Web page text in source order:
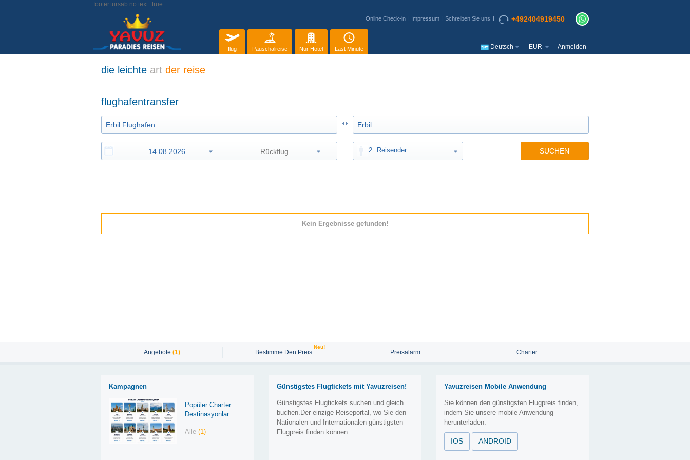
footer.tursab.no.text: true
Online Check-in Impressum Schreiben Sie uns +492404919450
flug Pauschalreise Nur Hotel Last Minute Deutsch EUR Anmelden
die leichte art der reise
flughafentransfer
2 Reisender SUCHEN
Kein Ergebnisse gefunden!
Angebote (1) Bestimme Den Preis
Neu!
Preisalarm Charter
Kampagnen
Popüler Charter
Destinasyonlar
Alle(1)
Günstigstes Flugtickets mit Yavuzreisen!
Günstigstes Flugtickets suchen und gleich
buchen.Der einzige Reiseportal, wo Sie den
Nationalen und Internationalen günstigsten
Flugpreis finden können.
Yavuzreisen Mobile Anwendung
Sie können den günstigsten Flugpreis finden,
indem Sie unsere mobile Anwendung
herunterladen.
IOS ANDROID